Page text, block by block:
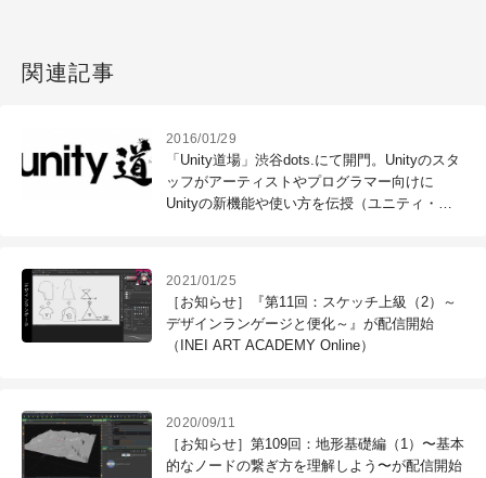
関連記事
2016/01/29
「Unity道場」渋谷dots.にて開門。Unityのスタ
ッフがアーティストやプログラマー向けに
Unityの新機能や使い方を伝授（ユニティ・テ
2021/01/25
［お知らせ］『第11回：スケッチ上級（2）～
デザインランゲージと便化～』が配信開始
（INEI ART ACADEMY Online）
2020/09/11
［お知らせ］第109回：地形基礎編（1）〜基本
的なノードの繋ぎ方を理解しよう〜が配信開始